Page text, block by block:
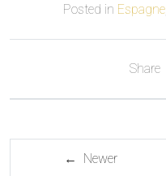
Posted in Espagne,
Share
← Newer